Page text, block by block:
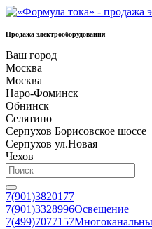
Продажа электрооборудования
Ваш город
Москва
Москва
Наро-Фоминск
Обнинск
Селятино
Серпухов Борисовское шоссе
Серпухов ул.Новая
Чехов
7(901)3820177
7(901)3328996Освещение
7(499)7077157